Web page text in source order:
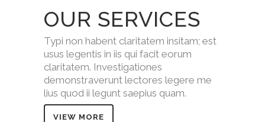
OUR SERVICES
Typi non habent claritatem insitam; est
usus legentis in iis qui facit eorum
claritatem. Investigationes
demonstraverunt lectores legere me
lius quod ii legunt saepius quam.
VIEW MORE